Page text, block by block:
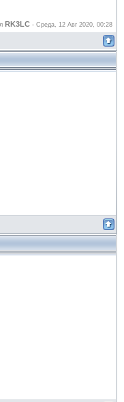
RK3LC - Среда, 12 Авг 2020, 00:28